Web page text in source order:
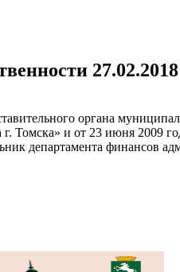
27.02.2018
органа
Томска» и от 23 июня 2009
департамента финансов